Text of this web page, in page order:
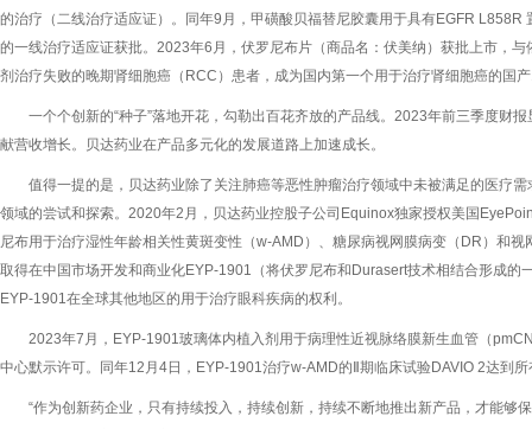
的治疗（二线治疗适应证）。同年9月，甲磺酸贝福替尼胶囊用于具有EGFR
的一线治疗适应证获批。2023年6月，伏罗尼布片（商品名：伏美纳）获批上市，
剂治疗失败的晚期肾细胞癌（RCC）患者，成为国内第一个用于治疗肾细胞癌的国
一个个创新的“种子”落地开花，勾勒出百花齐放的产品线。2023年前三季度财
献营收增长。贝达药业在产品多元化的发展道路上加速成长。
值得一提的是，贝达药业除了关注肺癌等恶性肿瘤治疗领域中未被满足的医疗
领域的尝试和探索。2020年2月，贝达药业控股子公司Equinox独家授权美国
尼布用于治疗湿性年龄相关性黄斑变性（w-AMD）、糖尿病视网膜病变（DR）和
取得在中国市场开发和商业化EYP-1901（将伏罗尼布和Durasert技术相结合形成的
EYP-1901在全球其他地区的用于治疗眼科疾病的权利。
2023年7月，EYP-1901玻璃体内植入剂用于病理性近视脉络膜新生血管（
中心默示许可。同年12月4日，EYP-1901治疗w-AMD的Ⅱ期临床试验DAVIO 2达到
“作为创新药企业，只有持续投入，持续创新，持续不断地推出新产品，才能够